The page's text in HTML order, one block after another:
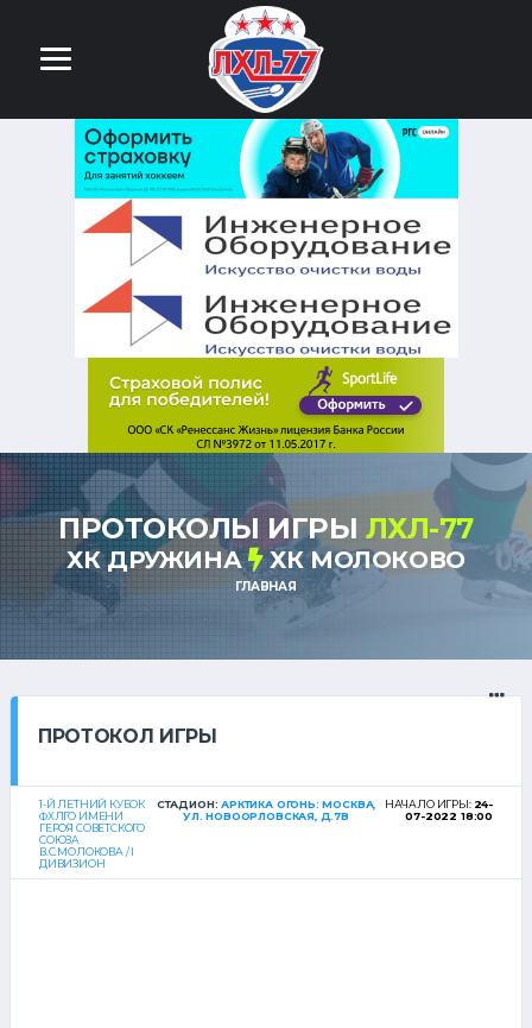
ПРОТОКОЛЫ ИГРЫ ЛХЛ-77
ХК ДРУЖИНА ХК МОЛОКОВО
ГЛАВНАЯ
ПРОТОКОЛ ИГРЫ
1-Й ЛЕТНИЙ КУБОК
ФХЛГО ИМЕНИ
ГЕРОЯ СОВЕТСКОГО
СОЮЗА
В.С.МОЛОКОВА / I
ДИВИЗИОН
СТАДИОН:АРКТИКА ОГОНЬ: МОСКВА,
УЛ. НОВООРЛОВСКАЯ, Д.7В
НАЧАЛО ИГРЫ: 24-
07-2022 18:00